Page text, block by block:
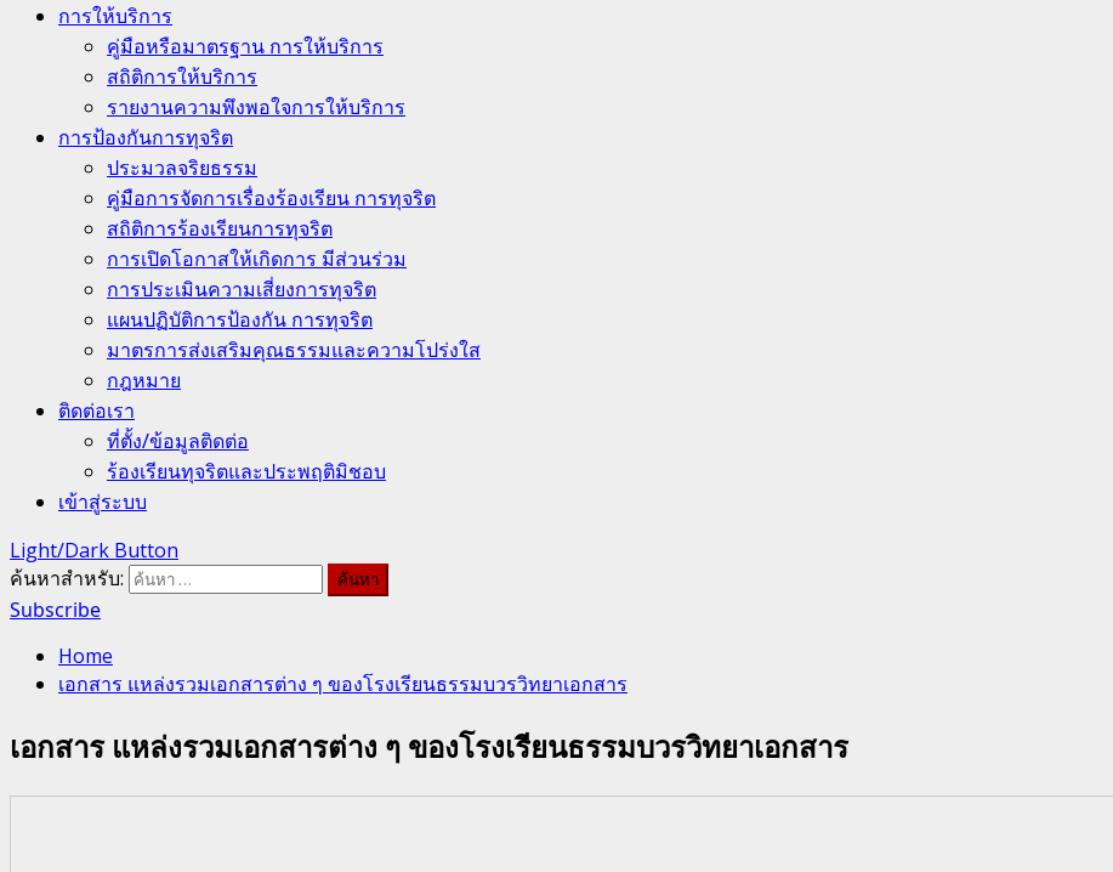
การให้บริการ
คู่มือหรือมาตรฐาน การให้บริการ
สถิติการให้บริการ
รายงานความพึงพอใจการให้บริการ
การป้องกันการทุจริต
ประมวลจริยธรรม
คู่มือการจัดการเรื่องร้องเรียน การทุจริต
สถิติการร้องเรียนการทุจริต
การเปิดโอกาสให้เกิดการ มีส่วนร่วม
การประเมินความเสี่ยงการทุจริต
แผนปฏิบัติการป้องกัน การทุจริต
มาตรการส่งเสริมคุณธรรมและความโปร่งใส
กฎหมาย
ติดต่อเรา
ที่ตั้ง/ข้อมูลติดต่อ
ร้องเรียนทุจริตและประพฤติมิชอบ
เข้าสู่ระบบ
Light/Dark Button
ค้นหาสำหรับ:
Subscribe
Home
เอกสาร แหล่งรวมเอกสารต่าง ๆ ของโรงเรียนธรรมบวรวิทยาเอกสาร
เอกสาร แหล่งรวมเอกสารต่าง ๆ ของโรงเรียนธรรมบวรวิทยาเอกสาร